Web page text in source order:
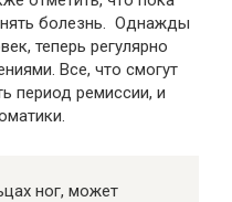
болезнь. Однажды
теперь регулярно
Все, что смогут
период ремиссии, и
ног, может